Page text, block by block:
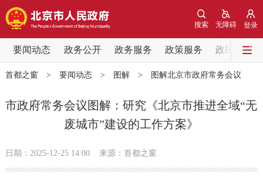
登录
无障碍
搜索
要闻动态 政务公开 政务服务 政策服务 政民互动
要闻动态
党中央精神 国务院信息 中央部委动态
北京要闻 会议信息 部门动态
各区热点
首都之窗> 要闻动态> 图解> 图解北京市政府常务会议
市政府常务会议图解：研究《北京市推进全域“无
废城市”建设的工作方案》
日期：2025-12-25 14:00 来源：首都之窗